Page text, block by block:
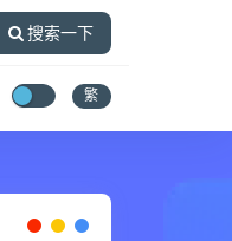
搜索一下
繁